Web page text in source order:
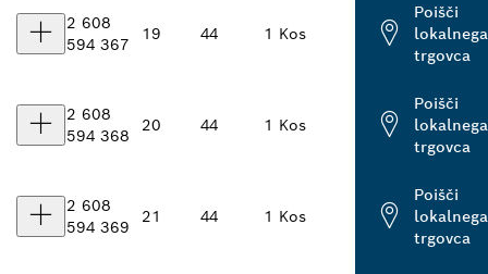
2 608
594 367
19 44 1 Kos
Poišči
lokalnega
trgovca
2 608
594 368
20 44 1 Kos
Poišči
lokalnega
trgovca
2 608
594 369
21 44 1 Kos
Poišči
lokalnega
trgovca